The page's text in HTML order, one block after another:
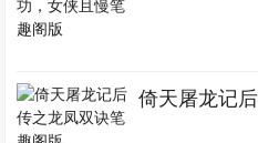
倚天屠龙记